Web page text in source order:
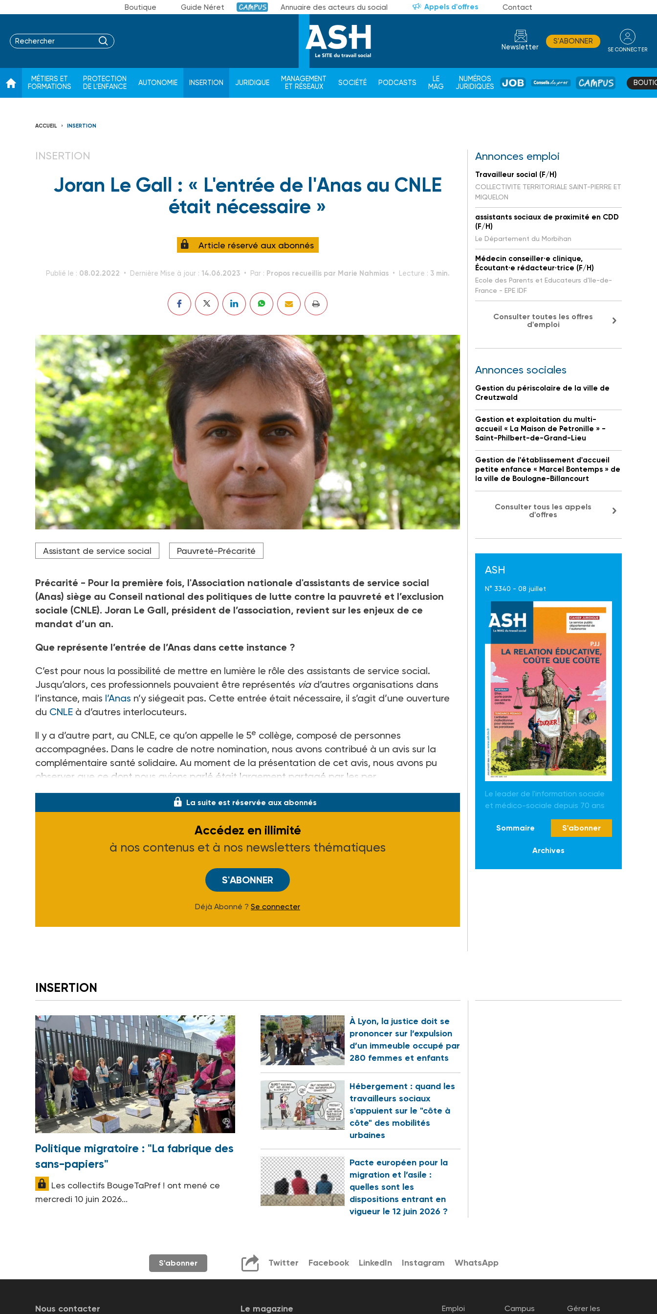
Boutique Guide Néret Campus Annuaire des acteurs du social Appels d'offres Contact
Newsletter
S'ABONNER
SE CONNECTER
MÉTIERS ET
FORMATIONS
PROTECTION
DE L'ENFANCE
AUTONOMIE INSERTION JURIDIQUE
MANAGEMENT
ET RÉSEAUX
SOCIÉTÉ PODCASTS
LE
MAG
NUMÉROS
JURIDIQUES
JOB
DE
CAMPUS
ACCUEIL INSERTION
INSERTION
Joran Le Gall : « L'entrée de l'Anas au CNLE
était nécessaire »
Article réservé aux abonnés
Publié le : 08.02.2022 Dernière Mise à jour : 14.06.2023 Par : Propos recueillis par Marie Nahmias Lecture : 3 min.
Joran Le Gall, président de l’Association nationale des assistants de service social (Anas).
Crédit photo DR
Assistant de service social Pauvreté-Précarité
Précarité - Pour la première fois, l'Association nationale d'assistants de service social
(Anas) siège au Conseil national des politiques de lutte contre la pauvreté et l’exclusion
sociale (CNLE). Joran Le Gall, président de l’association, revient sur les enjeux de ce
mandat d’un an.
Que représente l’entrée de l’Anas dans cette instance ?
C’est pour nous la possibilité de mettre en lumière le rôle des assistants de service social.
Jusqu’alors, ces professionnels pouvaient être représentés viad’autres organisations dans
l’instance, mais l’Anas n’y siégeait pas. Cette entrée était nécessaire, il s’agit d’une ouverture
du CNLE à d’autres interlocuteurs.
Il y a d’autre part, au CNLE, ce qu’on appelle le 5e collège, composé de personnes
accompagnées. Dans le cadre de notre nomination, nous avons contribué à un avis sur la
complémentaire santé solidaire. Au moment de la présentation de cet avis, nous avons pu
observer que ce dont nous avions parlé était largement partagé par les per
La suite est réservée aux abonnés
Accédez en illimité
à nos contenus et à nos newsletters thématiques
S'ABONNER
Déjà Abonné ? Se connecter
Annonces emploi
Travailleur social (F/H)
COLLECTIVITE TERRITORIALE SAINT-PIERRE ET
MIQUELON
assistants sociaux de proximité en CDD
(F/H)
Le Département du Morbihan
Médecin conseiller·e clinique,
Écoutant·e rédacteur·trice (F/H)
Ecole des Parents et Educateurs d'Ile-de-
France - EPE IDF
Consulter toutes les offres
d'emploi
Annonces sociales
Gestion du périscolaire de la ville de
Creutzwald
Gestion et exploitation du multi-
accueil « La Maison de Petronille » -
Saint-Philbert-de-Grand-Lieu
Gestion de l'établissement d'accueil
petite enfance « Marcel Bontemps » de
la ville de Boulogne-Billancourt
Consulter tous les appels
d'offres
ASH
N° 3340 - 08 juillet
Le leader de l'information sociale
et médico-sociale depuis 70 ans
Sommaire S'abonner
Archives
INSERTION
Politique migratoire : "La fabrique des
sans-papiers"
Les collectifs BougeTaPref ! ont mené ce
mercredi 10 juin 2026...
À Lyon, la justice doit se
prononcer sur l’expulsion
d’un immeuble occupé par
280 femmes et enfants
Hébergement : quand les
travailleurs sociaux
s'appuient sur le "côte à
côte" des mobilités
urbaines
Pacte européen pour la
migration et l’asile :
quelles sont les
dispositions entrant en
vigueur le 12 juin 2026 ?
S'abonner Twitter Facebook LinkedIn Instagram WhatsApp
Nous contacter Le magazine Emploi Campus
Gérer les